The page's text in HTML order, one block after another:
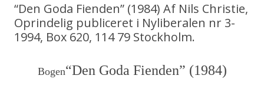
“Den Goda Fienden” (1984) Af Nils Christie,
Oprindelig publiceret i Nyliberalen nr 3-
1994, Box 620, 114 79 Stockholm.
Bogen“Den Goda Fienden” (1984)